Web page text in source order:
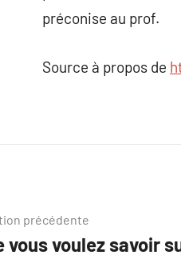
préconise au prof.
Source à propos de
précédente
vous voulez savoir